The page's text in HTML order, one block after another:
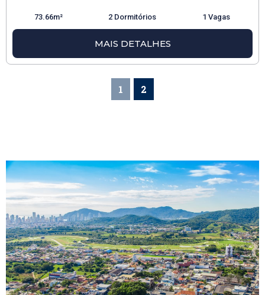
73.66m² 2 Dormitórios 1 Vagas
MAIS DETALHES
1 2